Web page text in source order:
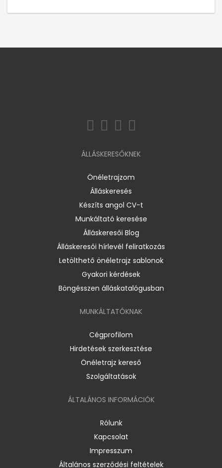
ÁLLÁSKERESŐKNEK
Önéletrajzom
Álláskeresés
Készíts angol CV-t
Munkáltató keresése
Álláskeresői Blog
Álláskeresői hírlevél feliratkozás
Letölthető önéletrajz sablonok
Gyakori kérdések
Böngésszen álláskatalógusban
MUNKÁLTATÓKNAK
Cégprofilom
Hirdetések szerkesztése
Önéletrajz kereső
Szolgáltatások
ÁLTALÁNOS INFORMÁCIÓK
Rólunk
Kapcsolat
Impresszum
Általános szerződési feltételek